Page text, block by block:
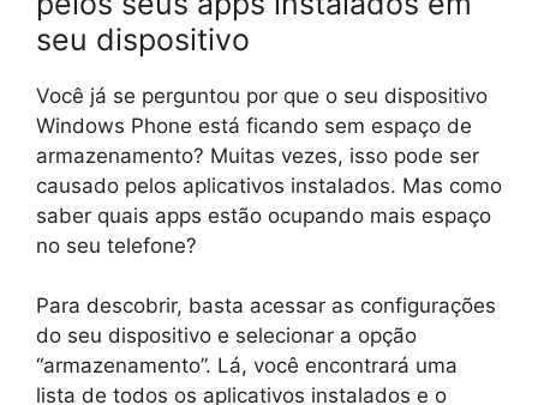
seu dispositivo
Você já se perguntou por que o seu dispositivo
Windows Phone está ficando sem espaço de
armazenamento? Muitas vezes, isso pode ser
causado pelos aplicativos instalados. Mas como
saber quais apps estão ocupando mais espaço
no seu telefone?
Para descobrir, basta acessar as configurações
do seu dispositivo e selecionar a opção
“armazenamento”. Lá, você encontrará uma
lista de todos os aplicativos instalados e o